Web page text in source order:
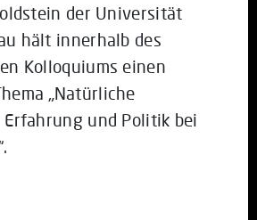
der Universität
hält innerhalb des
Kolloquiums einen
„Natürliche
und Politik bei